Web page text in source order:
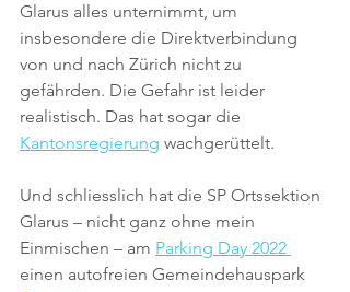
Glarus alles unternimmt, um
insbesondere die Direktverbindung
von und nach Zürich nicht zu
gefährden. Die Gefahr ist leider
realistisch. Das hat sogar die
Kantonsregierung wachgerüttelt.
Und schliesslich hat die SP Ortssektion
Glarus – nicht ganz ohne mein
Einmischen – am Parking Day 2022
einen autofreien Gemeindehauspark